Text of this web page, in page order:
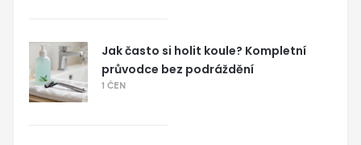
Jak často si holit koule? Kompletní
průvodce bez podráždění
1 ČEN